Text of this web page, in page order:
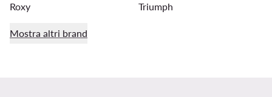
Roxy Triumph
Mostra altri brand